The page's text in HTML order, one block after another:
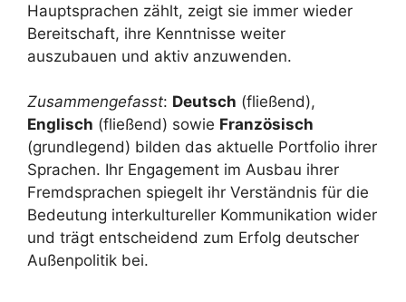
Hauptsprachen zählt, zeigt sie immer wieder
Bereitschaft, ihre Kenntnisse weiter
auszubauen und aktiv anzuwenden.
Zusammengefasst: Deutsch (fließend),
Englisch (fließend) sowie Französisch
(grundlegend) bilden das aktuelle Portfolio ihrer
Sprachen. Ihr Engagement im Ausbau ihrer
Fremdsprachen spiegelt ihr Verständnis für die
Bedeutung interkultureller Kommunikation wider
und trägt entscheidend zum Erfolg deutscher
Außenpolitik bei.